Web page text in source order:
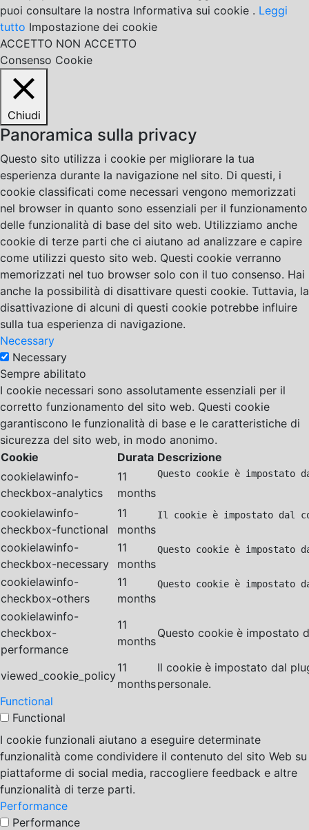
puoi consultare la nostra Informativa sui cookie . Leggi
tutto Impostazione dei cookie
ACCETTO NON ACCETTO
Consenso Cookie
Chiudi
Panoramica sulla privacy
Questo sito utilizza i cookie per migliorare la tua
esperienza durante la navigazione nel sito. Di questi, i
cookie classificati come necessari vengono memorizzati
nel browser in quanto sono essenziali per il funzionamento
delle funzionalità di base del sito web. Utilizziamo anche
cookie di terze parti che ci aiutano ad analizzare e capire
come utilizzi questo sito web. Questi cookie verranno
memorizzati nel tuo browser solo con il tuo consenso. Hai
anche la possibilità di disattivare questi cookie. Tuttavia, la
disattivazione di alcuni di questi cookie potrebbe influire
sulla tua esperienza di navigazione.
Necessary
Necessary
Sempre abilitato
I cookie necessari sono assolutamente essenziali per il
corretto funzionamento del sito web. Questi cookie
garantiscono le funzionalità di base e le caratteristiche di
sicurezza del sito web, in modo anonimo.
Cookie
Durata Descrizione
cookielawinfo-
checkbox-analytics
11
months
Questo cookie è
cookielawinfo-
checkbox-functional
11
months
Il cookie è impostato dal
cookielawinfo-
checkbox-necessary
11
months
Questo cookie è impostato
cookielawinfo-
checkbox-others
11
months
Questo cookie è
cookielawinfo-
checkbox-
performance
11
months
Questo cookie è impostato
viewed_cookie_policy
11
months
Il cookie è impostato dal
personale.
Functional
Functional
I cookie funzionali aiutano a eseguire determinate
funzionalità come condividere il contenuto del sito Web su
piattaforme di social media, raccogliere feedback e altre
funzionalità di terze parti.
Performance
Performance